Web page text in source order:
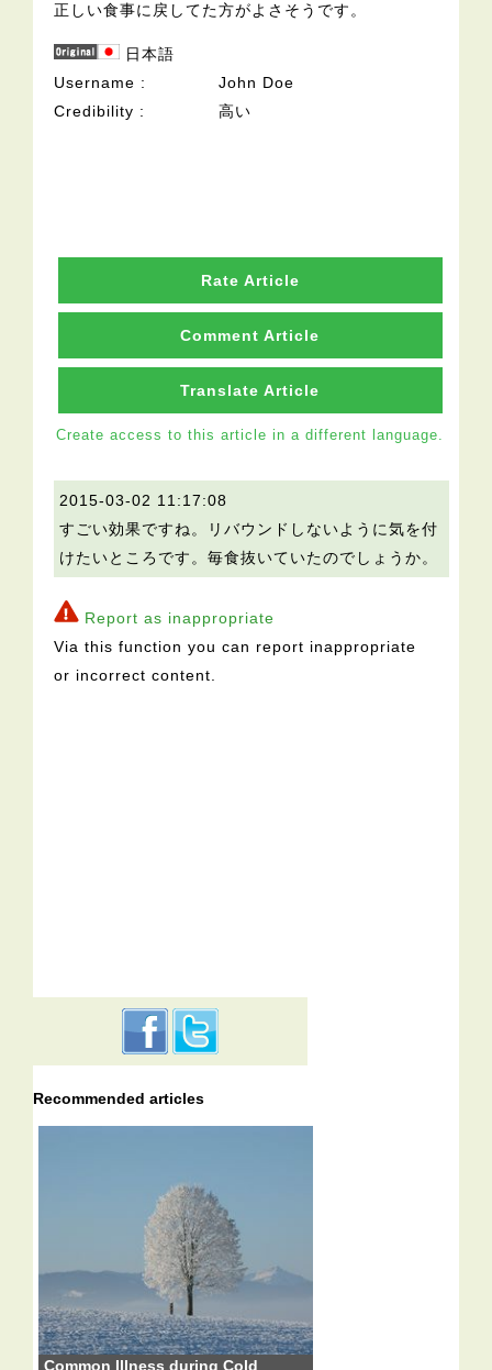
正しい食事に戻してた方がよさそうです。
日本語
Username
John Doe
Credibility
高い
Rate Article
Comment Article
Translate Article
Create access to this article in a different language.
2015-03-02 11:17:08
すごい効果ですね。リバウンドしないように気を付
けたいところです。毎食抜いていたのでしょうか。
Report as inappropriate
Via this function you can report inappropriate
or incorrect content.
Recommended articles
Common Illness during Cold